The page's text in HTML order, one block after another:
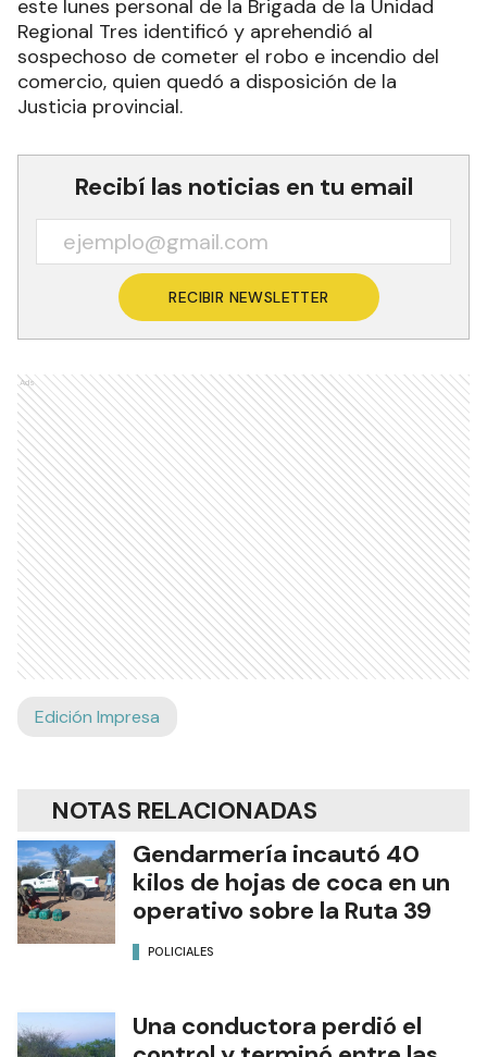
este lunes personal de la Brigada de la Unidad
Regional Tres identificó y aprehendió al
sospechoso de cometer el robo e incendio del
comercio, quien quedó a disposición de la
Justicia provincial.
Recibí las noticias en tu email
RECIBIR NEWSLETTER
Ads
Edición Impresa
NOTAS RELACIONADAS
Gendarmería incautó 40
kilos de hojas de coca en un
operativo sobre la Ruta 39
POLICIALES
Una conductora perdió el